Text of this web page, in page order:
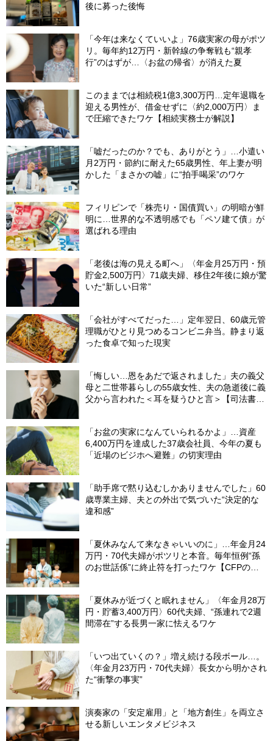
後に募った後悔
「今年は来なくていいよ」76歳実家の母がポツ
リ。毎年約12万円・新幹線の争奪戦も“親孝
行”のはずが…〈お盆の帰省〉が消えた夏
このままでは相続税1億3,300万円…定年退職を
迎える男性が、借金せずに〈約2,000万円〉ま
で圧縮できたワケ【相続実務士が解説】
「嘘だったのか？でも、ありがとう」…小遣い
月2万円・節約に耐えた65歳男性、年上妻が明
かした「まさかの嘘」に“拍手喝采”のワケ
フィリピンで「株売り・国債買い」の明暗が鮮
明に…世界的な不透明感でも「ペソ建て債」が
選ばれる理由
「老後は海の見える町へ」〈年金月25万円・預
貯金2,500万円〉71歳夫婦、移住2年後に娘が驚
いた“新しい日常”
「会社がすべてだった…」定年翌日、60歳元管
理職がひとり見つめるコンビニ弁当。静まり返
った食卓で知った現実
「悔しい…恩をあだで返されました」夫の義父
母と二世帯暮らしの55歳女性、夫の急逝後に義
父から言われた＜耳を疑うひと言＞【司法書士
「お盆の実家になんていられるかよ」…資産
6,400万円を達成した37歳会社員、今年の夏も
「近場のビジホへ避難」の切実理由
「助手席で黙り込むしかありませんでした」60
歳専業主婦、夫との外出で気づいた“決定的な
違和感”
「夏休みなんて来なきゃいいのに」…年金月24
万円・70代夫婦がポツリと本音。毎年恒例“孫
のお世話係”に終止符を打ったワケ【CFPの助
「夏休みが近づくと眠れません」〈年金月28万
円・貯蓄3,400万円〉60代夫婦、“孫連れで2週
間滞在”する長男一家に怯えるワケ
「いつ出ていくの？」増え続ける段ボール…。
〈年金月23万円・70代夫婦〉長女から明かされ
た“衝撃の事実”
演奏家の「安定雇用」と「地方創生」を両立さ
せる新しいエンタメビジネス